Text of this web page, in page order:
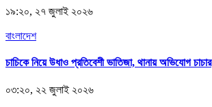
১৯:২০, ২৭ জুলাই ২০২৬
বাংলাদেশ
চাচিকে নিয়ে উধাও প্রতিবেশী ভাতিজা, থানায় অভিযোগ চাচার
০৩:২০, ২২ জুলাই ২০২৬